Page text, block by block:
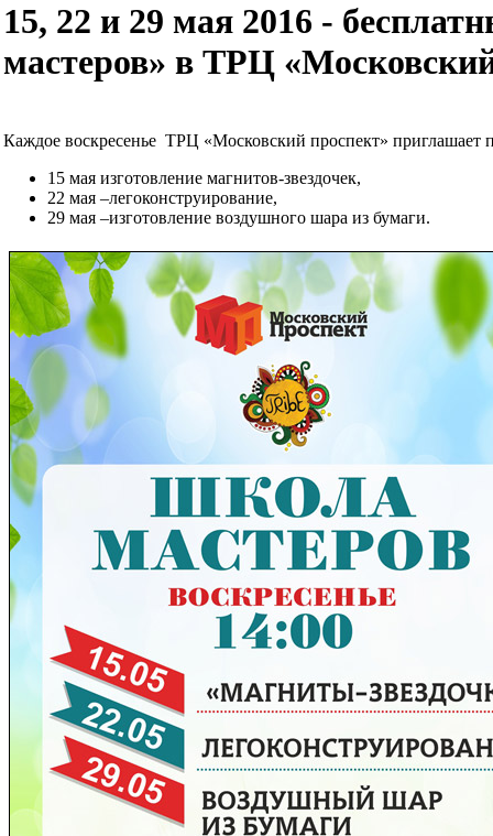
15, 22 и 29 мая 2016 -
мастеров» в ТРЦ
Каждое воскресенье ТРЦ «Московский проспект» приглашает
15 мая изготовление магнитов-звездочек,
22 мая –легоконструирование,
29 мая –изготовление воздушного шара из бумаги.